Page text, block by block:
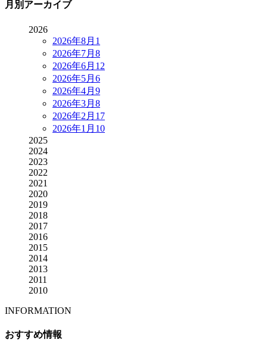
月別アーカイブ
2026
2026年8月 1
2026年7月 8
2026年6月 12
2026年5月 6
2026年4月 9
2026年3月 8
2026年2月 17
2026年1月 10
2025
2024
2023
2022
2021
2020
2019
2018
2017
2016
2015
2014
2013
2011
2010
INFORMATION
おすすめ情報